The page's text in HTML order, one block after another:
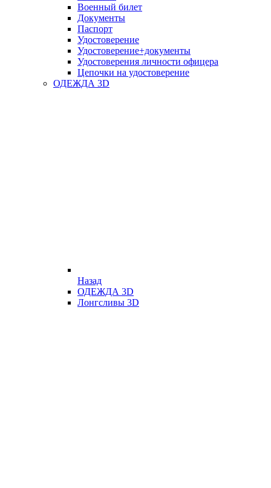
Военный билет
Документы
Паспорт
Удостоверение
Удостоверение+документы
Удостоверения личности офицера
Цепочки на удостоверение
ОДЕЖДА 3D
Назад
ОДЕЖДА 3D
Лонгсливы 3D